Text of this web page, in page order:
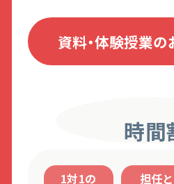
資料・体験授業
時間
1対1の
担任と
アンケ
攻撃的な行動
友だち関係を構築す
ンジする回数が増えた
5Fが「LITALICOジュニ